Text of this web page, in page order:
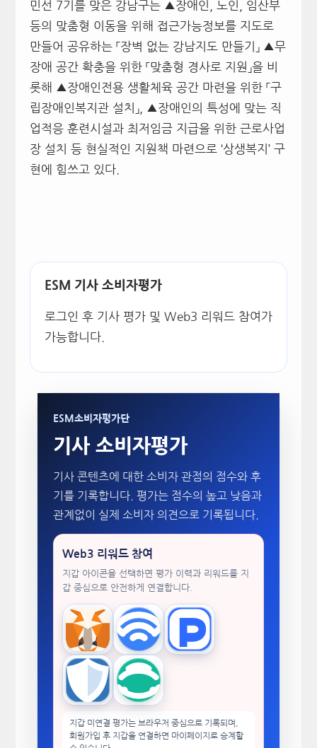
민선 7기를 맞은 강남구는 ▲장애인, 노인, 임산부
등의 맞춤형 이동을 위해 접근가능정보를 지도로
만들어 공유하는 「장벽 없는 강남지도 만들기」 ▲무
장애 공간 확충을 위한 「맞춤형 경사로 지원」을 비
롯해 ▲장애인전용 생활체육 공간 마련을 위한 「구
립장애인복지관 설치」, ▲장애인의 특성에 맞는 직
업적응 훈련시설과 최저임금 지급을 위한 근로사업
장 설치 등 현실적인 지원책 마련으로 ‘상생복지’ 구
현에 힘쓰고 있다.
ESM 기사 소비자평가
로그인 후 기사 평가 및 Web3 리워드 참여가
가능합니다.
ESM소비자평가단
기사 소비자평가
기사 콘텐츠에 대한 소비자 관점의 점수와 후
기를 기록합니다. 평가는 점수의 높고 낮음과
관계없이 실제 소비자 의견으로 기록됩니다.
Web3 리워드 참여
지갑 아이콘을 선택하면 평가 이력과 리워드를 지
갑 중심으로 안전하게 연결합니다.
MetaMask WalletConnectTokenPocket
Trust Wallet imToken
지갑 미연결 평가는 브라우저 중심으로 기록되며,
회원가입 후 지갑을 연결하면 마이페이지로 승계할